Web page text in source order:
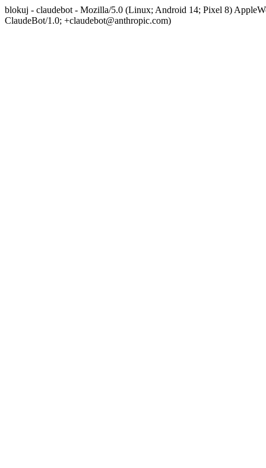
blokuj - claudebot - Mozilla/5.0 (Linux; Android 14; Pixel 8)
ClaudeBot/1.0; +claudebot@anthropic.com)